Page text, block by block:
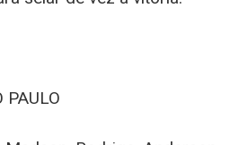
PAULO